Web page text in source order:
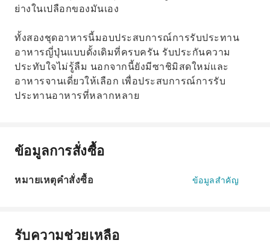
ย่างในเปลือกของมันเอง
ทั้งสองชุดอาหารนี้มอบประสบการณ์การรับประทาน
อาหารญี่ปุ่นแบบดั้งเดิมที่ครบครัน รับประกันความ
ประทับใจไม่รู้ลืม นอกจากนี้ยังมีซาชิมิสดใหม่และ
อาหารจานเดี่ยวให้เลือก เพื่อประสบการณ์การรับ
ประทานอาหารที่หลากหลาย
ข้อมูลการสั่งซื้อ
หมายเหตุคำสั่งซื้อ ข้อมูลสำคัญ
รับความช่วยเหลือ